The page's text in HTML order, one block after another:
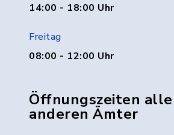
14:00 - 18:00 Uhr
Freitag
08:00 - 12:00 Uhr
Öffnungszeiten
anderen Ämter